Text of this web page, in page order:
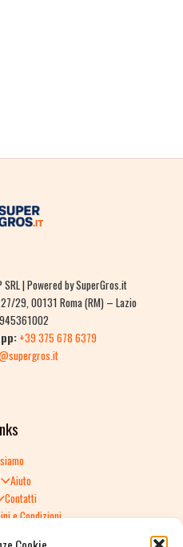
| Powered by SuperGros.it
29, 00131 Roma (RM) – Lazio
+39 375 678 6379
Aiuto
Contatti
e Condizioni